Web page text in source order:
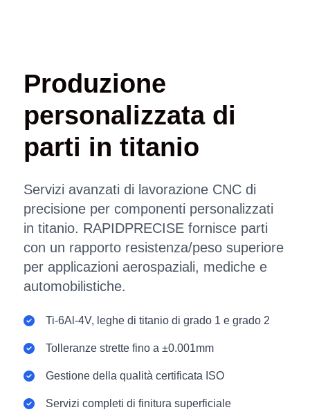
Produzione
personalizzata di
parti in titanio
Servizi avanzati di lavorazione CNC di
precisione per componenti personalizzati
in titanio. RAPIDPRECISE fornisce parti
con un rapporto resistenza/peso superiore
per applicazioni aerospaziali, mediche e
automobilistiche.
Ti-6Al-4V, leghe di titanio di grado 1 e grado 2
Tolleranze strette fino a ±0.001mm
Gestione della qualità certificata ISO
Servizi completi di finitura superficiale